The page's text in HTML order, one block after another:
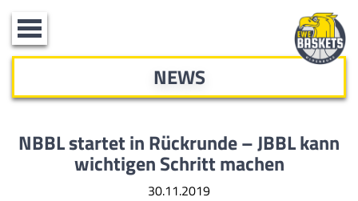
Toggle
navigation
NEWS
NBBL startet in Rückrunde – JBBL kann
wichtigen Schritt machen
30.11.2019